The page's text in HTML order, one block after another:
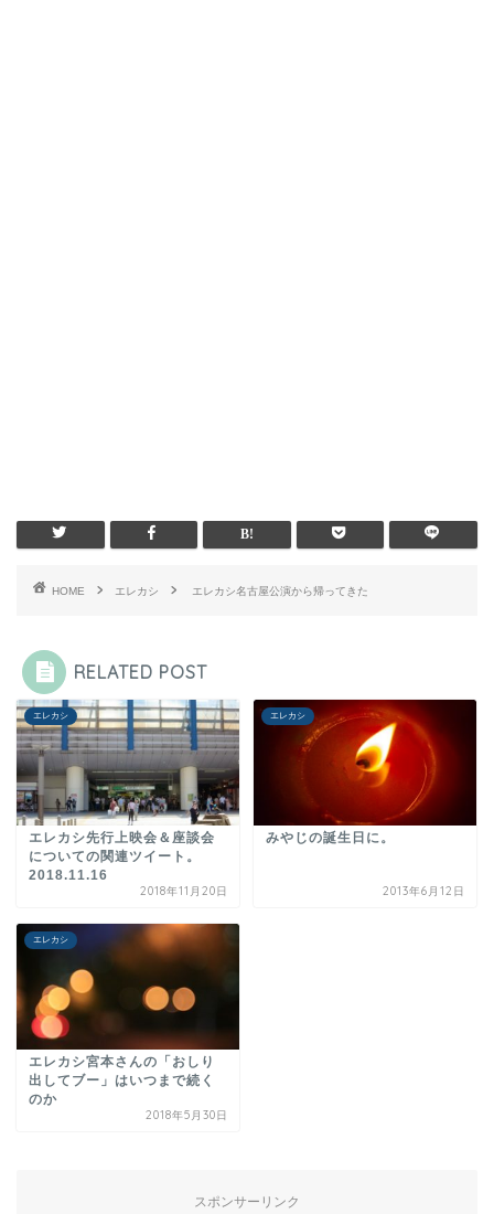
HOME エレカシ エレカシ名古屋公演から帰ってきた
RELATED POST
エレカシ
エレカシ先行上映会＆座談会
についての関連ツイート。
2018.11.16
2018年11月20日
エレカシ
みやじの誕生日に。
2013年6月12日
エレカシ
エレカシ宮本さんの「おしり
出してブー」はいつまで続く
のか
2018年5月30日
スポンサーリンク